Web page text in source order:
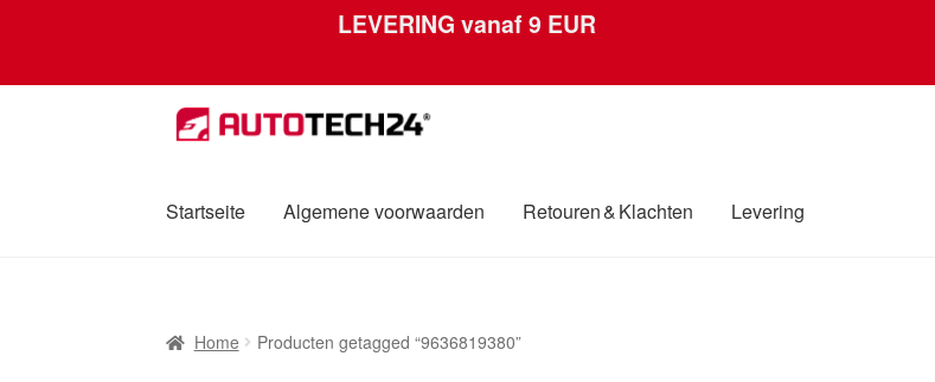
LEVERING vanaf 9 EUR
Ga
door
navigatie
Ga
naar
inhoud
Startseite Algemene voorwaarden Retouren & Klachten Levering
Over ons PrivacybeleidWereldwijde verzending
Home Producten getagged “9636819380”